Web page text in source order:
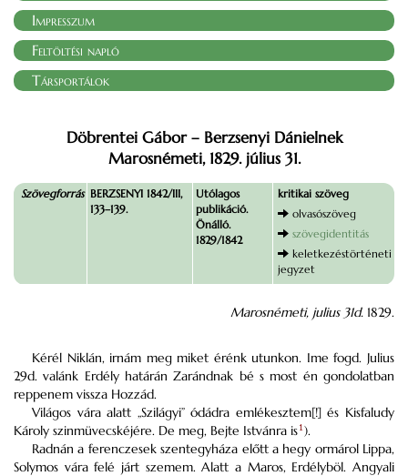
Impresszum
Feltöltési napló
Társportálok
Döbrentei Gábor – Berzsenyi Dánielnek
Marosnémeti, 1829. július 31.
Szövegforrás BERZSENYI 1842/III,
133–139.
Utólagos
publikáció.
Önálló.
1829/1842
kritikai szöveg
olvasószöveg
szövegidentitás
keletkezéstörténeti
jegyzet
Marosnémeti, julius 31d. 1829.
Kérél Niklán, irnám meg miket érénk utunkon. Ime fogd. Julius
29d. valánk Erdély határán Zarándnak bé s most én gondolatban
reppenem vissza Hozzád.
Világos vára alatt „Szilágyi” ódádra emlékesztem[!] és Kisfaludy
Károly szinmüvecskéjére. De meg, Bejte Istvánra is1 ).
Radnán a ferenczesek szentegyháza előtt a hegy ormárol Lippa,
Solymos vára felé járt szemem. Alatt a Maros, Erdélyböl. Angyali